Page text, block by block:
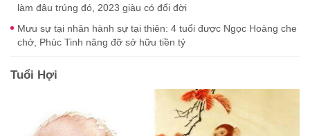
làm đâu trúng đó, 2023 giàu có đổi đời
Mưu sự tại nhân hành sự tại thiên: 4 tuổi được Ngọc Hoàng che
chở, Phúc Tinh nâng đỡ sở hữu tiền tỷ
Tuổi Hợi